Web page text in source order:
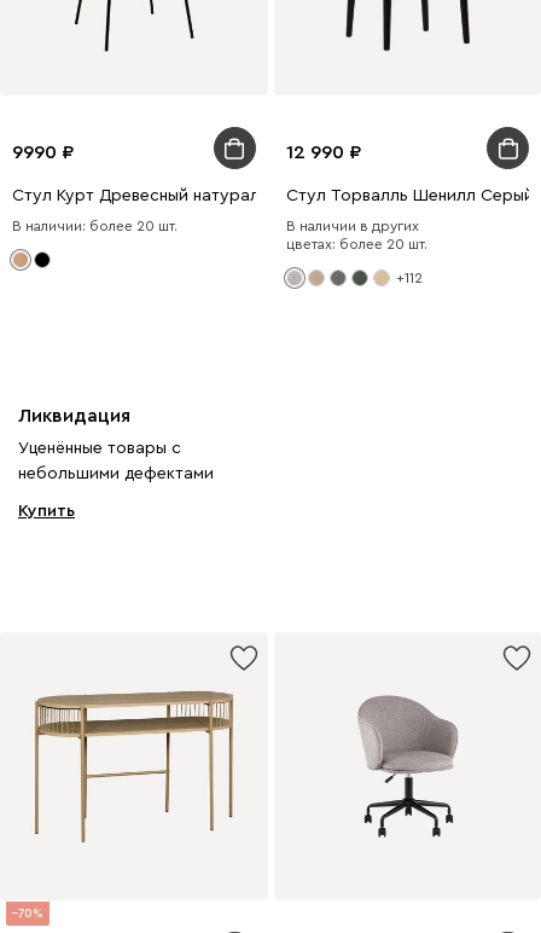
9990
Стул Курт Древесный натуральный/Черный
В наличии: более 20 шт.
12 990
Стул Торвалль Шенилл
В наличии в других
цветах: более 20 шт.
+112
Ликвидация
Уценённые товары с
небольшими дефектами
Купить
70